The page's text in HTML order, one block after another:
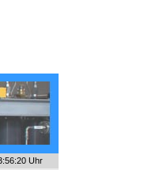
Uhr